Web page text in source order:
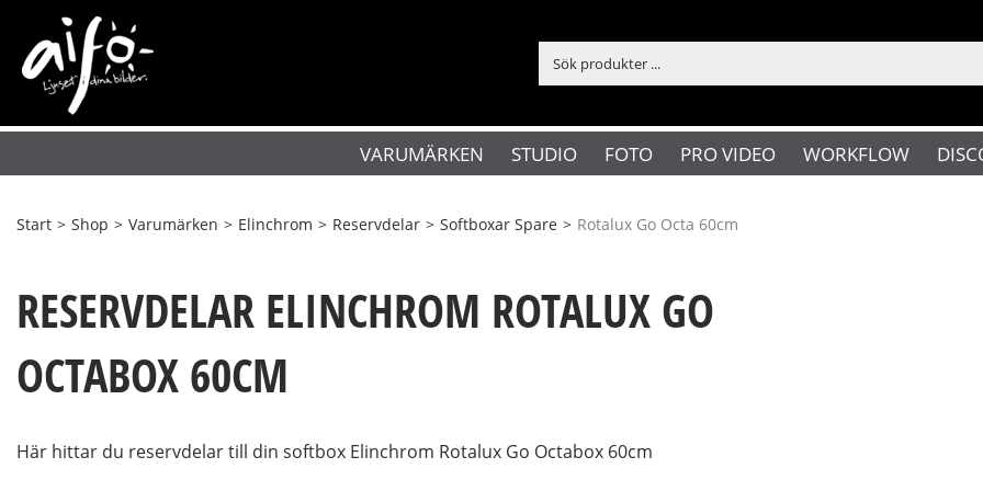
VARUMÄRKEN STUDIO FOTO PRO VIDEO WORKFLOW
Start > Shop > Varumärken > Elinchrom > Reservdelar > Softboxar Spare > Rotalux Go Octa 60cm
RESERVDELAR ELINCHROM ROTALUX GO
OCTABOX 60CM
Här hittar du reservdelar till din softbox Elinchrom Rotalux Go Octabox 60cm